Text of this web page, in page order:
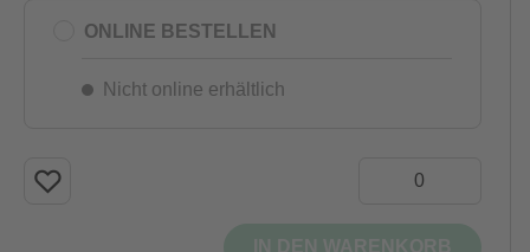
ONLINE BESTELLEN
Nicht online erhältlich